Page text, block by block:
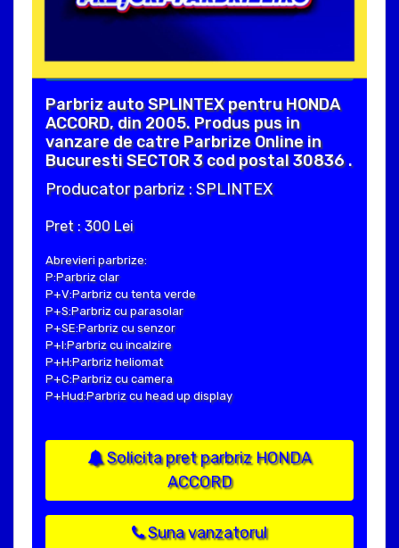
Parbriz auto SPLINTEX pentru HONDA
ACCORD, din 2005. Produs pus in
vanzare de catre Parbrize Online in
Bucuresti SECTOR 3 cod postal 30836 .
Producator parbriz : SPLINTEX
Pret : 300 Lei
Abrevieri parbrize:
P:Parbriz clar
P+V:Parbriz cu tenta verde
P+S:Parbriz cu parasolar
P+SE:Parbriz cu senzor
P+I:Parbriz cu incalzire
P+H:Parbriz heliomat
P+C:Parbriz cu camera
P+Hud:Parbriz cu head up display
Solicita pret parbriz HONDA
ACCORD
Suna vanzatorul